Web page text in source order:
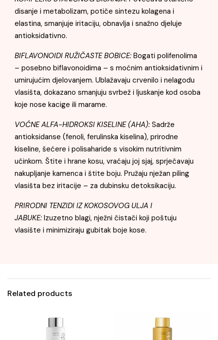
disanje i metabolizam, potiče sintezu kolagena i
elastina, smanjuje iritaciju, obnavlja i snažno djeluje
antioksidativno.
BIFLAVONOIDI RUŽIČASTE BOBICE: Bogati polifenolima
– posebno biflavonoidima – s moćnim antioksidativnim i
umirujućim djelovanjem. Ublažavaju crvenilo i nelagodu
vlasišta, dokazano smanjuju svrbež i ljuskanje kod osoba
koje nose kacige ili marame.
VOĆNE ALFA-HIDROKSI KISELINE (AHA): Sadrže
antioksidanse (fenoli, ferulinska kiselina), prirodne
kiseline, šećere i polisaharide s visokim nutritivnim
učinkom. Štite i hrane kosu, vraćaju joj sjaj, sprječavaju
nakupljanje kamenca i štite boju. Pružaju nježan piling
vlasišta bez iritacije – za dubinsku detoksikaciju.
PRIRODNI TENZIDI IZ KOKOSOVOG ULJA I
JABUKE: Izuzetno blagi, nježni čistači koji poštuju
vlasište i minimiziraju gubitak boje kose.
Related products